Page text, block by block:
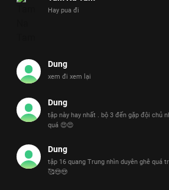
Hay pua đi
Dung
xem đi xem lại
Dung
tập này hay nhất . bộ 3 đến gặp đội chủ
quá 😍😍
Dung
tập 16 quang Trung nhìn duyên ghê quá
🥰😍😍